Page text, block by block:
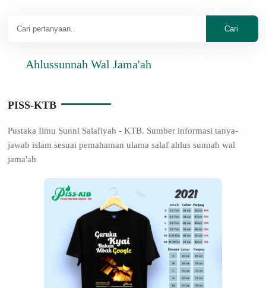
Ahlussunnah Wal Jama'ah
PISS-KTB
Pustaka Ilmu Sunni Salafiyah - KTB. Sumber informasi tanya-
jawab islam sesuai pemahaman ulama salaf ahlus sunnah wal
jama'ah